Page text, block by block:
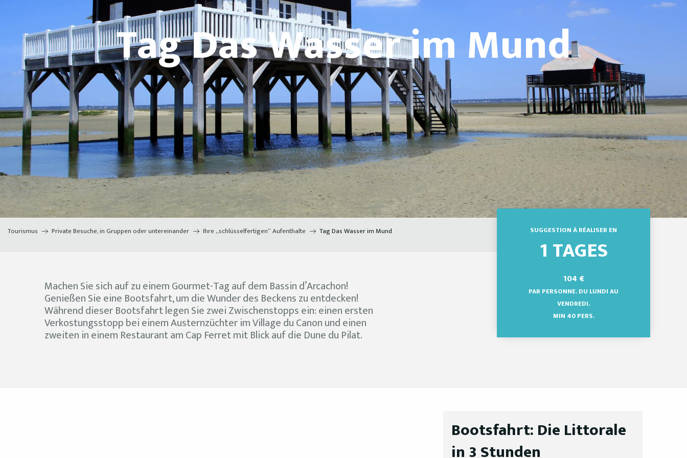
Tag Das Wasser im Mund
Tourismus Private Besuche, in Gruppen oder untereinander Ihre „schlüsselfertigen“ Aufenthalte Tag Das Wasser im Mund
Machen Sie sich auf zu einem Gourmet-Tag auf dem Bassin d’Arcachon!
Genießen Sie eine Bootsfahrt, um die Wunder des Beckens zu entdecken!
Während dieser Bootsfahrt legen Sie zwei Zwischenstopps ein: einen ersten
Verkostungsstopp bei einem Austernzüchter im Village du Canon und einen
zweiten in einem Restaurant am Cap Ferret mit Blick auf die Dune du Pilat.
SUGGESTION À RÉALISER EN
1 TAGES
104 €
PAR PERSONNE. DU LUNDI AU
VENDREDI.
MIN 40 PERS.
Bootsfahrt: Die Littorale
in 3 Stunden